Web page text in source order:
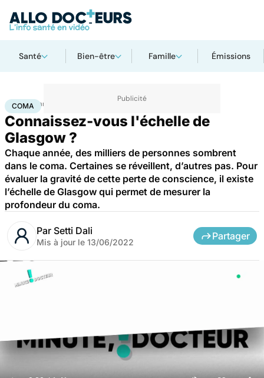
Santé Bien-être Famille Émissions
Accueil Santé
COMA
Connaissez-vous l'échelle de
Glasgow ?
Chaque année, des milliers de personnes sombrent
dans le coma. Certaines se réveillent, d’autres pas. Pour
évaluer la gravité de cette perte de conscience, il existe
l’échelle de Glasgow qui permet de mesurer la
profondeur du coma.
Par Setti Dali
Mis à jour le 13/06/2022
Partager